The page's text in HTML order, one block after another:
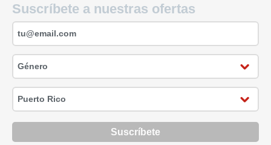
Suscríbete a nuestras ofertas
Suscríbete